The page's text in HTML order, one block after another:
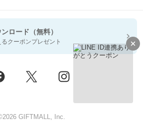
ロード（無料）
クーポンプレゼント
GIFTMALL, Inc.